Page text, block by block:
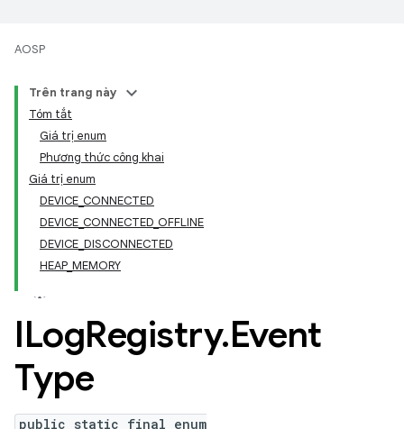
AOSP
Trên trang này
Tóm tắt
Giá trị enum
Phương thức công khai
Giá trị enum
DEVICE_CONNECTED
DEVICE_CONNECTED_OFFLINE
DEVICE_DISCONNECTED
HEAP_MEMORY
ILogRegistry.Event
Type
public static final enum